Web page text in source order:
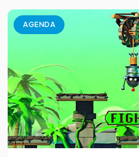
AGENDA